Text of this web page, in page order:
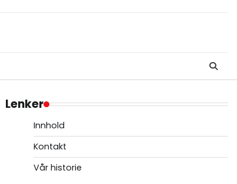
Lenker
Innhold
Kontakt
Vår historie